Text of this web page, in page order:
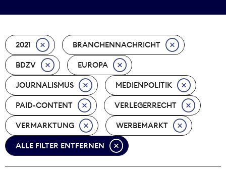
Nachhaltigkeit
Nachwuchs
Nova Award
Pressefreiheit
Print
2021 BRANCHENNACHRICHT
BDZV EUROPA
JOURNALISMUS MEDIENPOLITIK
PAID-CONTENT VERLEGERRECHT
VERMARKTUNG WERBEMARKT
ALLE FILTER ENTFERNEN